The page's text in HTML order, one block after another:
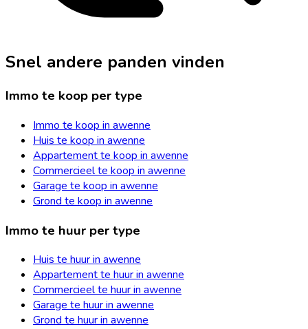
Snel andere panden vinden
Immo te koop per type
Immo te koop in awenne
Huis te koop in awenne
Appartement te koop in awenne
Commercieel te koop in awenne
Garage te koop in awenne
Grond te koop in awenne
Immo te huur per type
Huis te huur in awenne
Appartement te huur in awenne
Commercieel te huur in awenne
Garage te huur in awenne
Grond te huur in awenne